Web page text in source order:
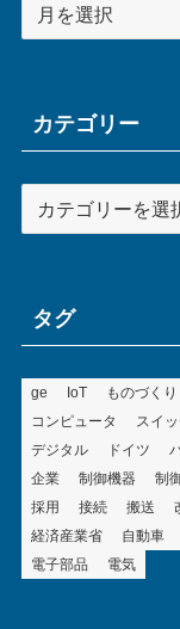
ー
ブカテゴリー
テ
ータグ
ge IoT ものづくり
コンピュータ
スイ
デジタル
ドイツ
企業
制御機器 制
採用
接続 搬送
経済産業省
自動車
電子部品
電気